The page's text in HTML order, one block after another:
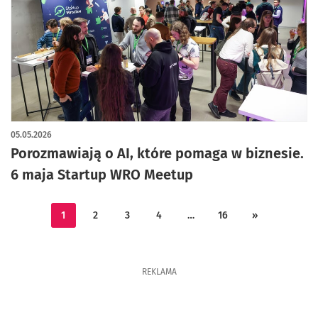
Porozmawiają o AI, które pomaga w biznesie.
6 maja Startup WRO Meetup
05.05.2026
1 2 3 4 … 16 »
REKLAMA